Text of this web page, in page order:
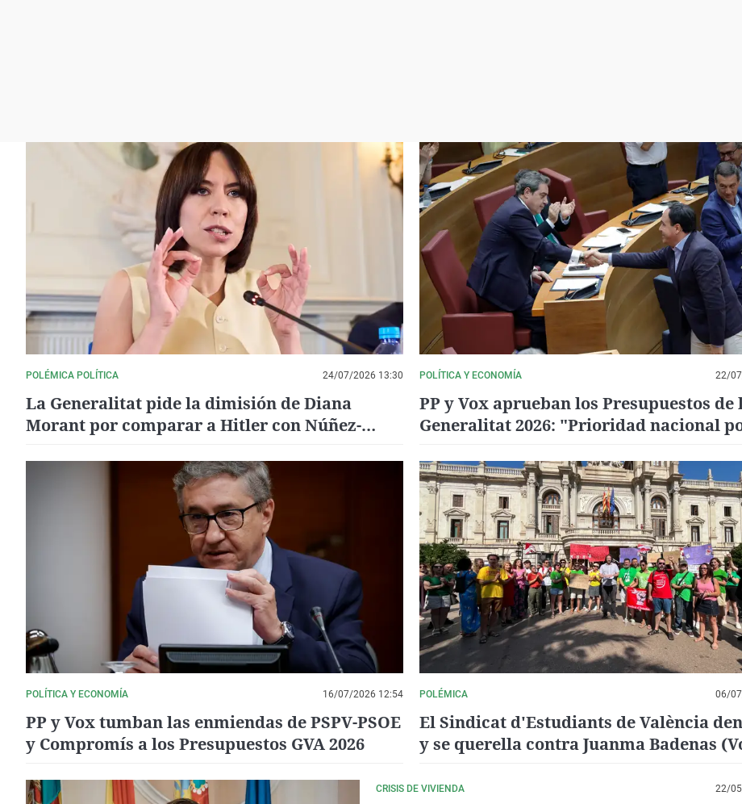
POLÉMICA POLÍTICA 24/07/2026 13:30
La Generalitat pide la dimisión de Diana
Morant por comparar a Hitler con Núñez-
POLÍTICA Y ECONOMÍA 22/
PP y Vox aprueban los Presupuestos de
Generalitat 2026: "Prioridad nacional
POLÍTICA Y ECONOMÍA 16/07/2026 12:54
PP y Vox tumban las enmiendas de PSPV-PSOE
y Compromís a los Presupuestos GVA 2026
POLÉMICA 06/
El Sindicat d'Estudiants de València
y se querella contra Juanma Badenas
CRISIS DE VIVIENDA 22/